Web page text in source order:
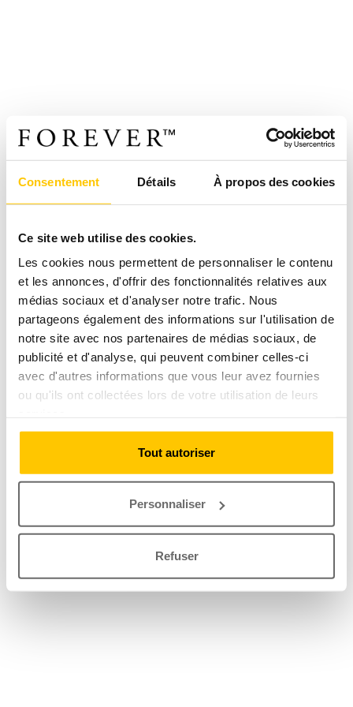
Consentement Détails À propos des cookies
Ce site web utilise des cookies.
Les cookies nous permettent de personnaliser le contenu
et les annonces, d'offrir des fonctionnalités relatives aux
médias sociaux et d'analyser notre trafic. Nous
partageons également des informations sur l'utilisation de
notre site avec nos partenaires de médias sociaux, de
publicité et d'analyse, qui peuvent combiner celles-ci
avec d'autres informations que vous leur avez fournies
ou qu'ils ont collectées lors de votre utilisation de leurs
Tout autoriser
Personnaliser
Refuser